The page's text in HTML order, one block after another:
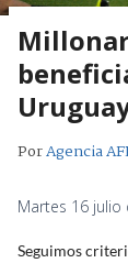
PorAgencia
Martes 16
Seguimos